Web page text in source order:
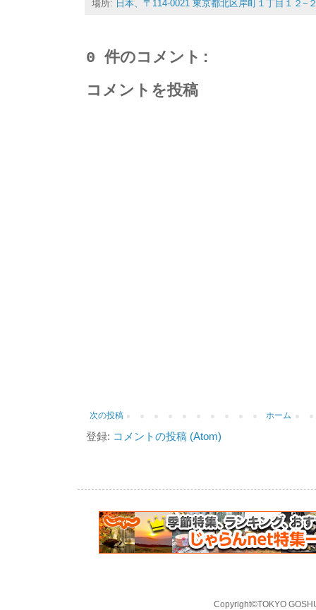
場所: 日本、〒114-0021 東京都北区岸町１丁目１２−
0 件のコメント:
コメントを投稿
次の投稿 ホーム
登録: コメントの投稿 (Atom)
Copyright©TOKYO